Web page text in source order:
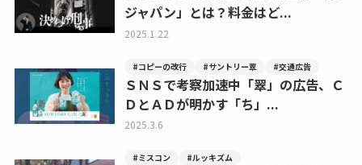
ジャパン」とは？料金はど...
2025.1.22
#コピーの改行 #サントリー翠 #交通広告
ＳＮＳで考察加速中「翠」の広告、Ｃ
ＤとＡＤが明かす「ち」...
2025.3.6
#ミスコン #ルッキズム